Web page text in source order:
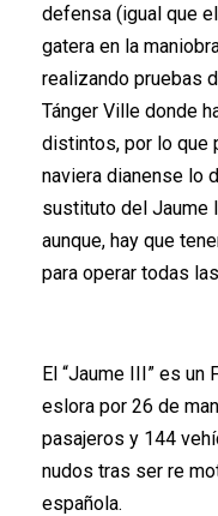
defensa (igual que
gatera en la
realizando pruebas
Tánger Ville donde
distintos, por lo que
naviera dianense lo
sustituto del Jaume
aunque, hay que
para operar todas
El “Jaume III” es
eslora por 26 de
pasajeros y 144
nudos tras ser re
española.